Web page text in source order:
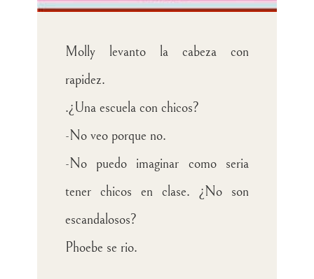
Molly levanto la cabeza con
rapidez.
.¿Una escuela con chicos?
-No veo porque no.
-No puedo imaginar como seria
tener chicos en clase. ¿No son
escandalosos?
Phoebe se rio.